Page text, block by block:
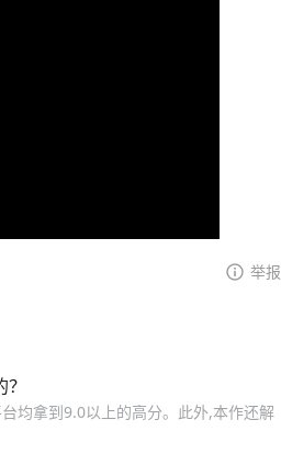
举报
均拿到9.0以上的高分。此外,本作还解